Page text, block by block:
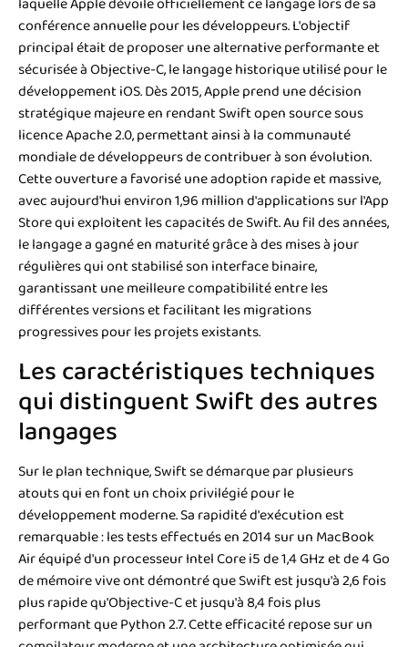
conférence annuelle pour les développeurs. L'objectif
principal était de proposer une alternative performante et
sécurisée à Objective-C, le langage historique utilisé pour le
développement iOS. Dès 2015, Apple prend une décision
stratégique majeure en rendant Swift open source sous
licence Apache 2.0, permettant ainsi à la communauté
mondiale de développeurs de contribuer à son évolution.
Cette ouverture a favorisé une adoption rapide et massive,
avec aujourd'hui environ 1,96 million d'applications sur l'App
Store qui exploitent les capacités de Swift. Au fil des années,
le langage a gagné en maturité grâce à des mises à jour
régulières qui ont stabilisé son interface binaire,
garantissant une meilleure compatibilité entre les
différentes versions et facilitant les migrations
progressives pour les projets existants.
Les caractéristiques techniques
qui distinguent Swift des autres
langages
Sur le plan technique, Swift se démarque par plusieurs
atouts qui en font un choix privilégié pour le
développement moderne. Sa rapidité d'exécution est
remarquable : les tests effectués en 2014 sur un MacBook
Air équipé d'un processeur Intel Core i5 de 1,4 GHz et de 4 Go
de mémoire vive ont démontré que Swift est jusqu'à 2,6 fois
plus rapide qu'Objective-C et jusqu'à 8,4 fois plus
performant que Python 2.7. Cette efficacité repose sur un